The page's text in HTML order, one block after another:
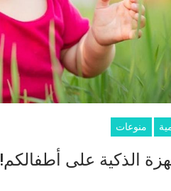
منوعات
الذكية على أطفالكم!